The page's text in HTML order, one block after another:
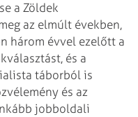
a Zöldek
az elmúlt években,
három évvel ezelőtt a
és a
táborból is
és az
jobboldali